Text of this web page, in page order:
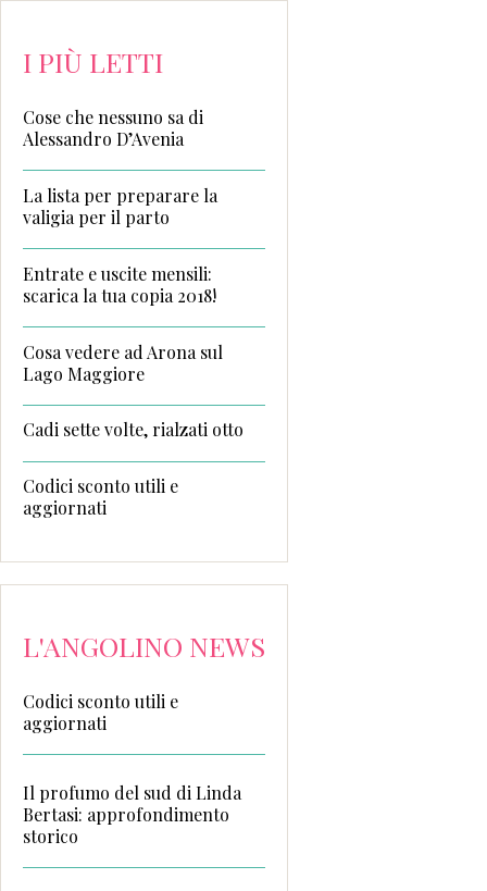
I PIÙ LETTI
Cose che nessuno sa di
Alessandro D’Avenia
La lista per preparare la
valigia per il parto
Entrate e uscite mensili:
scarica la tua copia 2018!
Cosa vedere ad Arona sul
Lago Maggiore
Cadi sette volte, rialzati otto
Codici sconto utili e
aggiornati
L'ANGOLINO NEWS
Codici sconto utili e
aggiornati
Il profumo del sud di Linda
Bertasi: approfondimento
storico